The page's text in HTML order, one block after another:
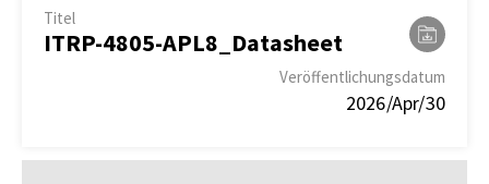
Titel
ITRP-4805-APL8_Datasheet
Veröffentlichungsdatum
2026/Apr/30